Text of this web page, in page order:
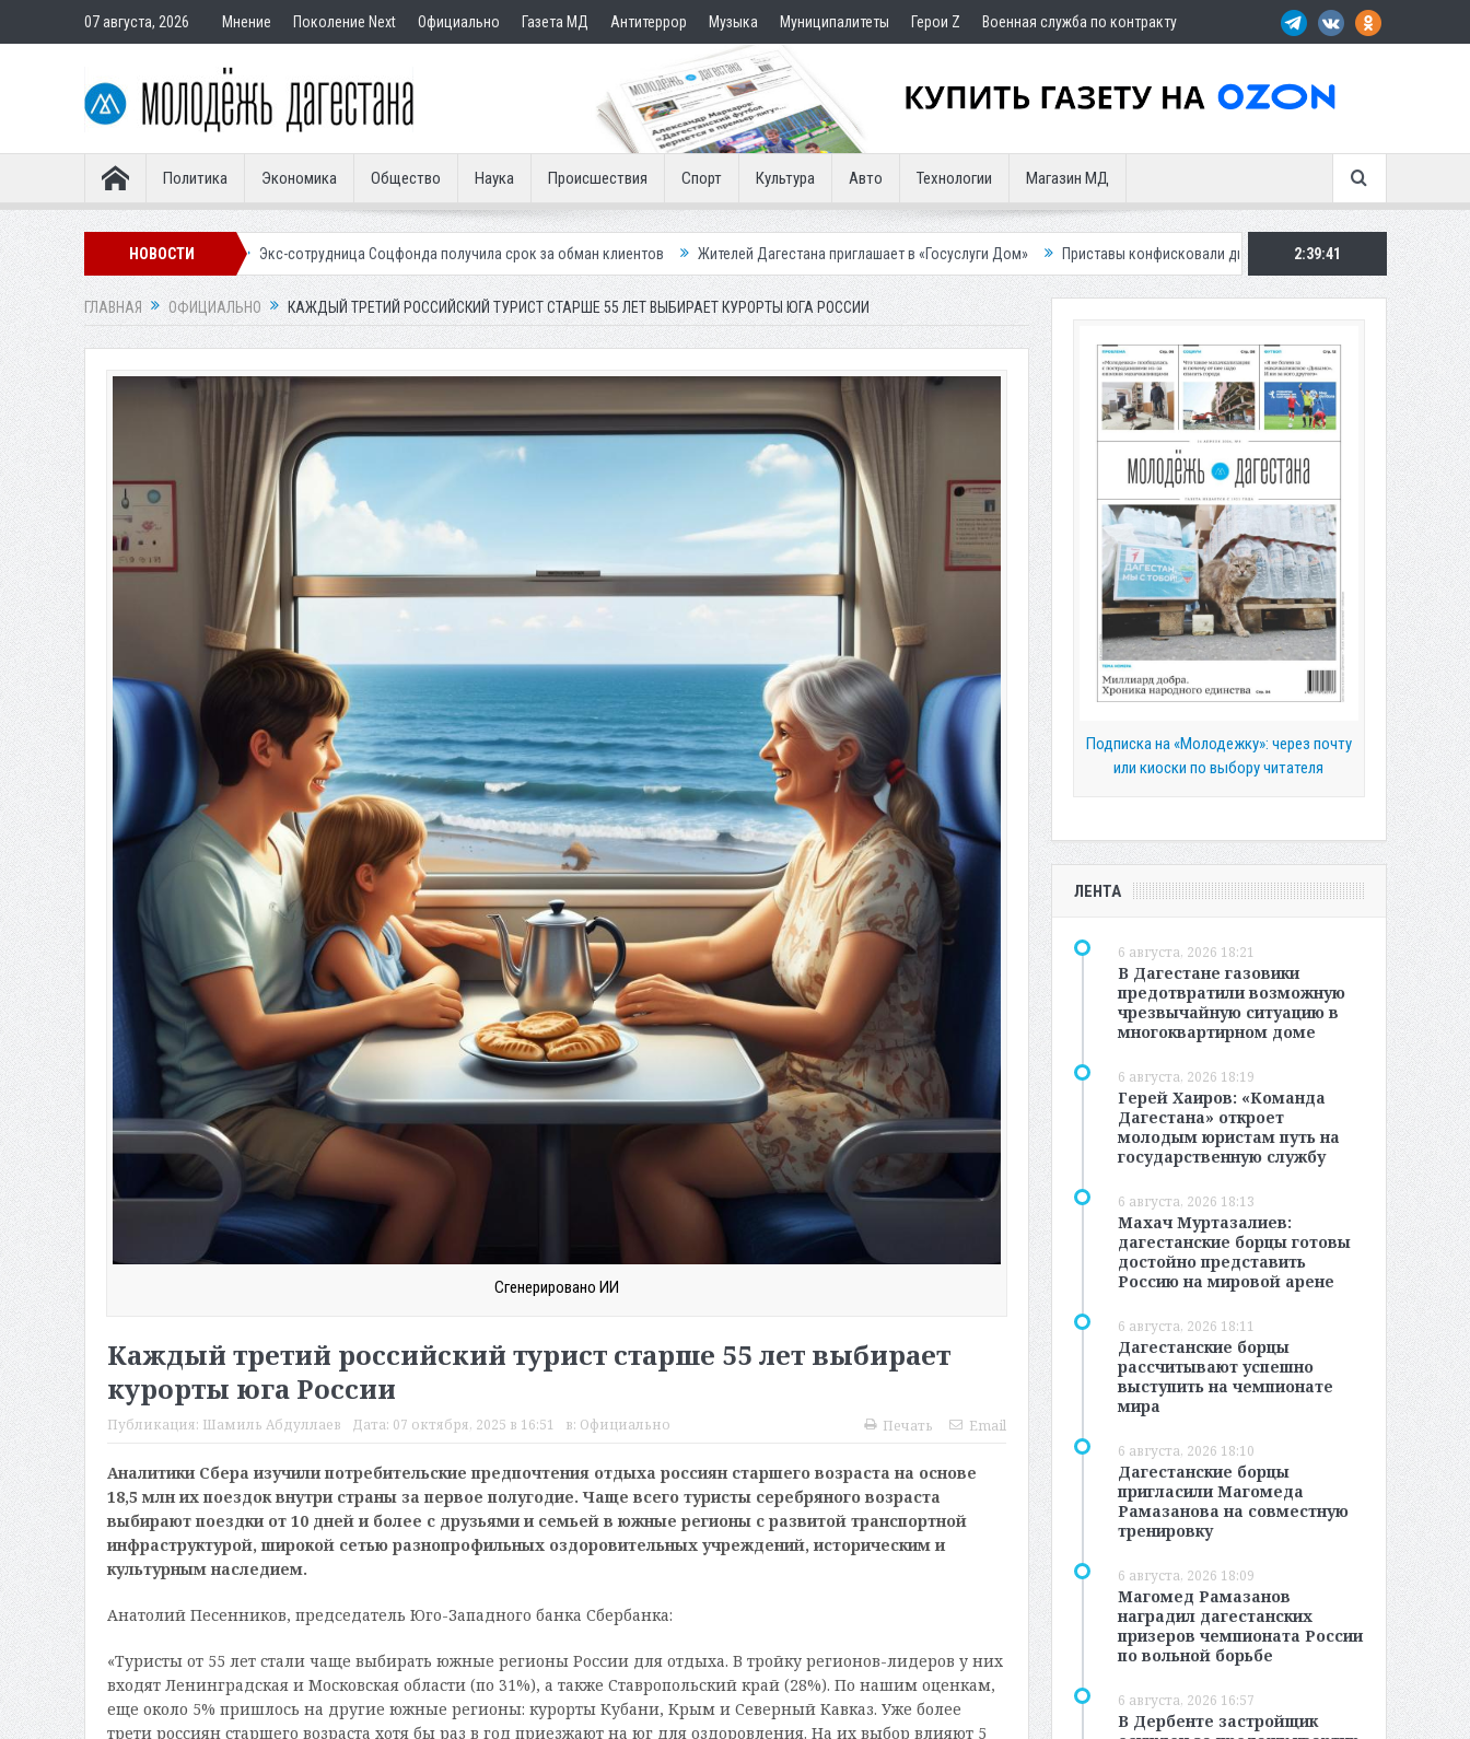
07 августа, 2026 Мнение Поколение Next Официально Газета МД Антитеррор Музыка Муниципалитеты Герои Z Военная служба по контракту
Политика Экономика Общество Наука Происшествия Спорт Культура Авто Технологии Магазин МД
НОВОСТИ
Экс-сотрудница Соцфонда получила срок за обман клиентов Жителей Дагестана приглашает в «Госуслуги Дом» Приставы конфисковали двух бурых медведей у жителя Дагестана
2:39:43
ГЛАВНАЯ ОФИЦИАЛЬНО КАЖДЫЙ ТРЕТИЙ РОССИЙСКИЙ ТУРИСТ СТАРШЕ 55 ЛЕТ ВЫБИРАЕТ КУРОРТЫ ЮГА РОССИИ
Сгенерировано ИИ
Каждый третий российский турист старше 55 лет выбирает
курорты юга России
Публикация: Шамиль Абдуллаев Дата: 07 октября, 2025 в 16:51 в: Официально Печать Email
Аналитики Сбера изучили потребительские предпочтения отдыха россиян старшего возраста на основе
18,5 млн их поездок внутри страны за первое полугодие. Чаще всего туристы серебряного возраста
выбирают поездки от 10 дней и более с друзьями и семьей в южные регионы с развитой транспортной
инфраструктурой, широкой сетью разнопрофильных оздоровительных учреждений, историческим и
культурным наследием.
Анатолий Песенников, председатель Юго-Западного банка Сбербанка:
«Туристы от 55 лет стали чаще выбирать южные регионы России для отдыха. В тройку регионов-лидеров у них
входят Ленинградская и Московская области (по 31%), а также Ставропольский край (28%). По нашим оценкам,
еще около 5% пришлось на другие южные регионы: курорты Кубани, Крым и Северный Кавказ. Уже более
трети россиян старшего возраста хотя бы раз в год приезжают на юг для оздоровления. На их выбор влияют 5
Подписка на «Молодежку»: через почту
или киоски по выбору читателя
ЛЕНТА
6 августа, 2026 18:21
В Дагестане газовики
предотвратили возможную
чрезвычайную ситуацию в
многоквартирном доме
6 августа, 2026 18:19
Герей Хаиров: «Команда
Дагестана» откроет
молодым юристам путь на
государственную службу
6 августа, 2026 18:13
Махач Муртазалиев:
дагестанские борцы готовы
достойно представить
Россию на мировой арене
6 августа, 2026 18:11
Дагестанские борцы
рассчитывают успешно
выступить на чемпионате
мира
6 августа, 2026 18:10
Дагестанские борцы
пригласили Магомеда
Рамазанова на совместную
тренировку
6 августа, 2026 18:09
Магомед Рамазанов
наградил дагестанских
призеров чемпионата России
по вольной борьбе
6 августа, 2026 16:57
В Дербенте застройщик